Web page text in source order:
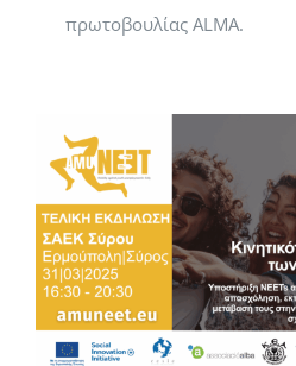
πρωτοβουλίας ALMA.